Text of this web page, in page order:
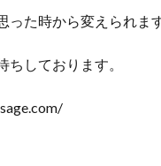
った時から変えられま
ちしております。